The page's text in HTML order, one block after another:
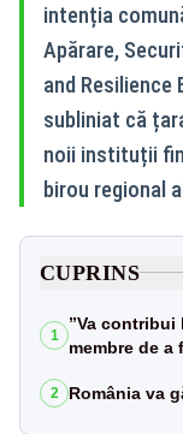
intenția
Apărare,
and Resilience
subliniat că
noii instituții
birou regional
CUPRINS
1
”Va
membre de
2 România va